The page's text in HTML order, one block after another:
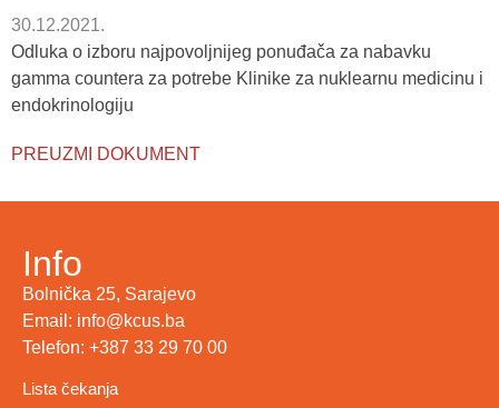
30.12.2021.
Odluka o izboru najpovoljnijeg ponuđača za nabavku
gamma countera za potrebe Klinike za nuklearnu medicinu i
endokrinologiju
PREUZMI DOKUMENT
Info
Bolnička 25, Sarajevo
Email: info@kcus.ba
Telefon: +387 33 29 70 00
Lista čekanja